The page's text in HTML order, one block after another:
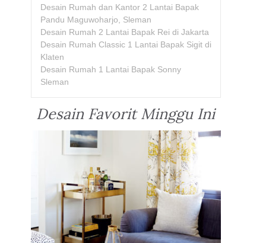
Desain Rumah dan Kantor 2 Lantai Bapak
Pandu Maguwoharjo, Sleman
Desain Rumah 2 Lantai Bapak Rei di Jakarta
Desain Rumah Classic 1 Lantai Bapak Sigit di
Klaten
Desain Rumah 1 Lantai Bapak Sonny
Sleman
Desain Favorit Minggu Ini